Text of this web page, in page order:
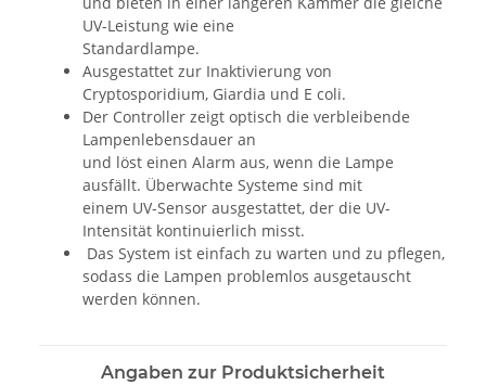
UV-Leistung wie eine
Standardlampe.
Ausgestattet zur Inaktivierung von
Cryptosporidium, Giardia und E coli.
Der Controller zeigt optisch die verbleibende
Lampenlebensdauer an
und löst einen Alarm aus, wenn die Lampe
ausfällt. Überwachte Systeme sind mit
einem UV-Sensor ausgestattet, der die UV-
Intensität kontinuierlich misst.
Das System ist einfach zu warten und zu pflegen,
sodass die Lampen problemlos ausgetauscht
werden können.
Angaben zur Produktsicherheit